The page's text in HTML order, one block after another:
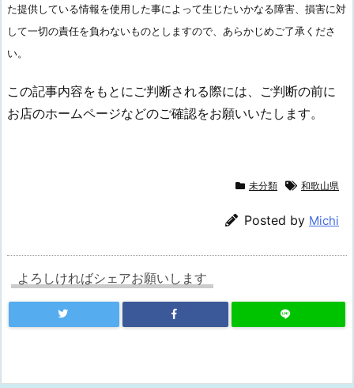
た提供している情報を使用した事によって生じたいかなる障害、損害に対
して一切の責任を負わないものとしますので、あらかじめご了承くださ
い。
この記事内容をもとにご判断される際には、ご判断の前に
お店のホームページなどのご確認をお願いいたします。
未分類 和歌山県
Posted by Michi
よろしければシェアお願いします